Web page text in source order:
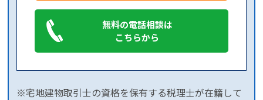
無料の電話相談は
こちらから
※宅地建物取引士の資格を保有する税理士が在籍して